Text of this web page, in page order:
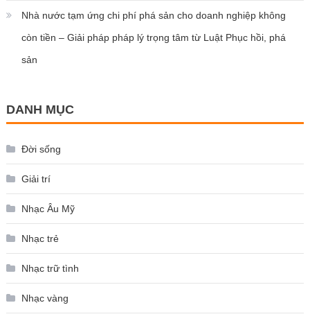
Nhà nước tạm ứng chi phí phá sản cho doanh nghiệp không
còn tiền – Giải pháp pháp lý trọng tâm từ Luật Phục hồi, phá
sản
DANH MỤC
Đời sống
Giải trí
Nhạc Âu Mỹ
Nhạc trẻ
Nhạc trữ tình
Nhạc vàng